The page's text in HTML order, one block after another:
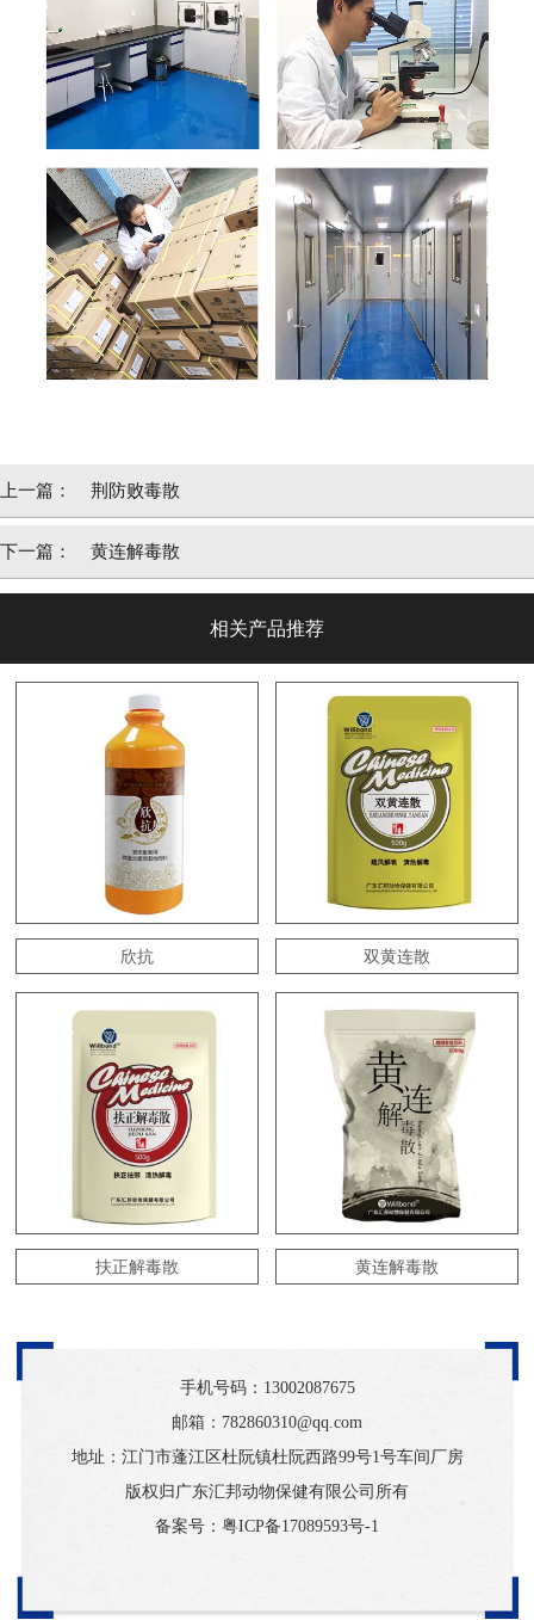
上一篇： 荆防败毒散
下一篇： 黄连解毒散
相关产品推荐
欣抗 双黄连散
扶正解毒散 黄连解毒散
手机号码： 13002087675
邮箱：782860310@qq.com
地址：江门市蓬江区杜阮镇杜阮西路99号1号车间厂房
版权归广东汇邦动物保健有限公司所有
备案号： 粤ICP备17089593号-1